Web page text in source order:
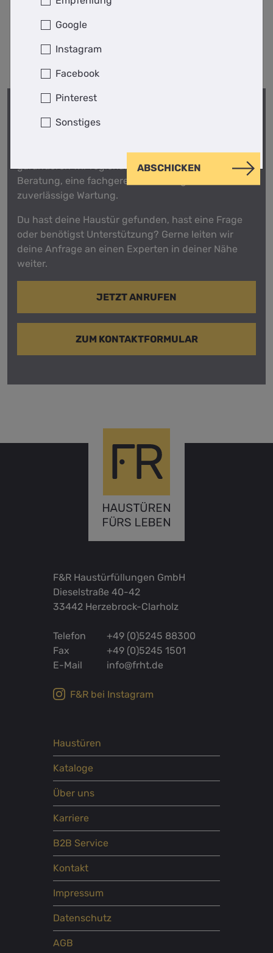
Google
Instagram
Facebook
Pinterest
Sonstiges
ABSCHICKEN
DEIN WEG ZUR TRAUMTÜR
F&R ist ein Partner für den Fachhandel. So
garantieren wir regionale und kompetente
Beratung, eine fachgerechte Montage und eine
zuverlässige Wartung.
Du hast deine Haustür gefunden, hast eine Frage
oder benötigst Unterstützung? Gerne leiten wir
deine Anfrage an einen Experten in deiner Nähe
weiter.
JETZT ANRUFEN
ZUM KONTAKTFORMULAR
F&R Haustürfüllungen GmbH
Dieselstraße 40-42
33442 Herzebrock-Clarholz
Telefon
+49 (0)5245 88300
Fax
+49 (0)5245 1501
E-Mail
info@frht.de
F&R bei Instagram
Haustüren
Kataloge
Über uns
Karriere
B2B Service
Kontakt
Impressum
Datenschutz
AGB